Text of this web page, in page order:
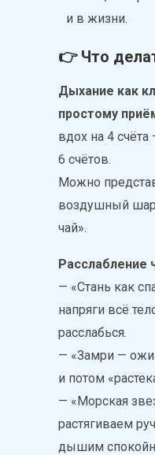
и в жизни.
👉 Что
Дыхание как
простому
вдох на 4
6 счётов.
Можно
воздушный шар
чай».
Расслабление
— «Стань как
напряги всё
расслабься.
— «Замри —
и потом
— «Морская
растягиваем
дышим